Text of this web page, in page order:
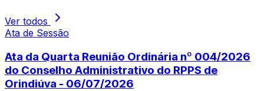
Ver todos
Ata de Sessão
Ata da Quarta Reunião Ordinária nº 004/2026
do Conselho Administrativo do RPPS de
Orindiúva - 06/07/2026